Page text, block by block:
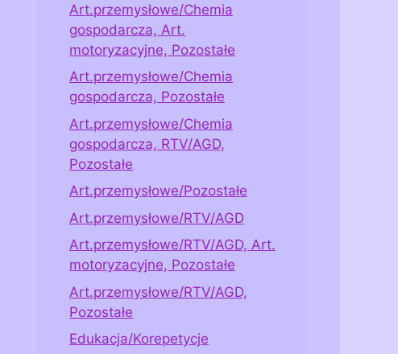
Art.przemysłowe/Chemia
gospodarcza, Art.
motoryzacyjne, Pozostałe
Art.przemysłowe/Chemia
gospodarcza, Pozostałe
Art.przemysłowe/Chemia
gospodarcza, RTV/AGD,
Pozostałe
Art.przemysłowe/Pozostałe
Art.przemysłowe/RTV/AGD
Art.przemysłowe/RTV/AGD, Art.
motoryzacyjne, Pozostałe
Art.przemysłowe/RTV/AGD,
Pozostałe
Edukacja/Korepetycje